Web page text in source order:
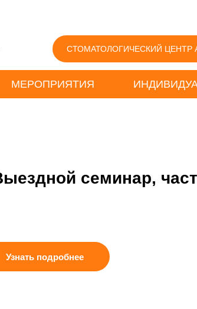
МЕРОПРИЯТИЯ
СТОМАТОЛОГИЧЕСКИЙ ЦЕНТР
семинар,
Узнать подробнее